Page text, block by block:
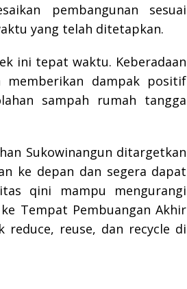
pembangunan sesuai
yang telah ditetapkan.
ini tepat waktu. Keberadaan
memberikan dampak positif
sampah rumah tangga
Sukowinangun ditargetkan
ke depan dan segera dapat
qini mampu mengurangi
Tempat Pembuangan Akhir
reduce, reuse, dan recycle di